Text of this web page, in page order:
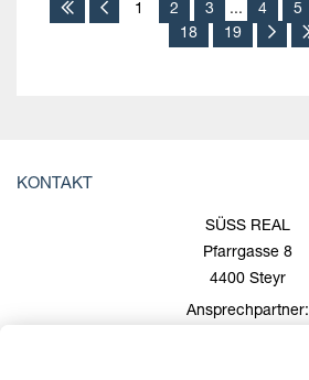
1 2 3 ... 4 5
18
19
KONTAKT
SÜSS REAL
Pfarrgasse 8
4400 Steyr
Ansprechpartner: